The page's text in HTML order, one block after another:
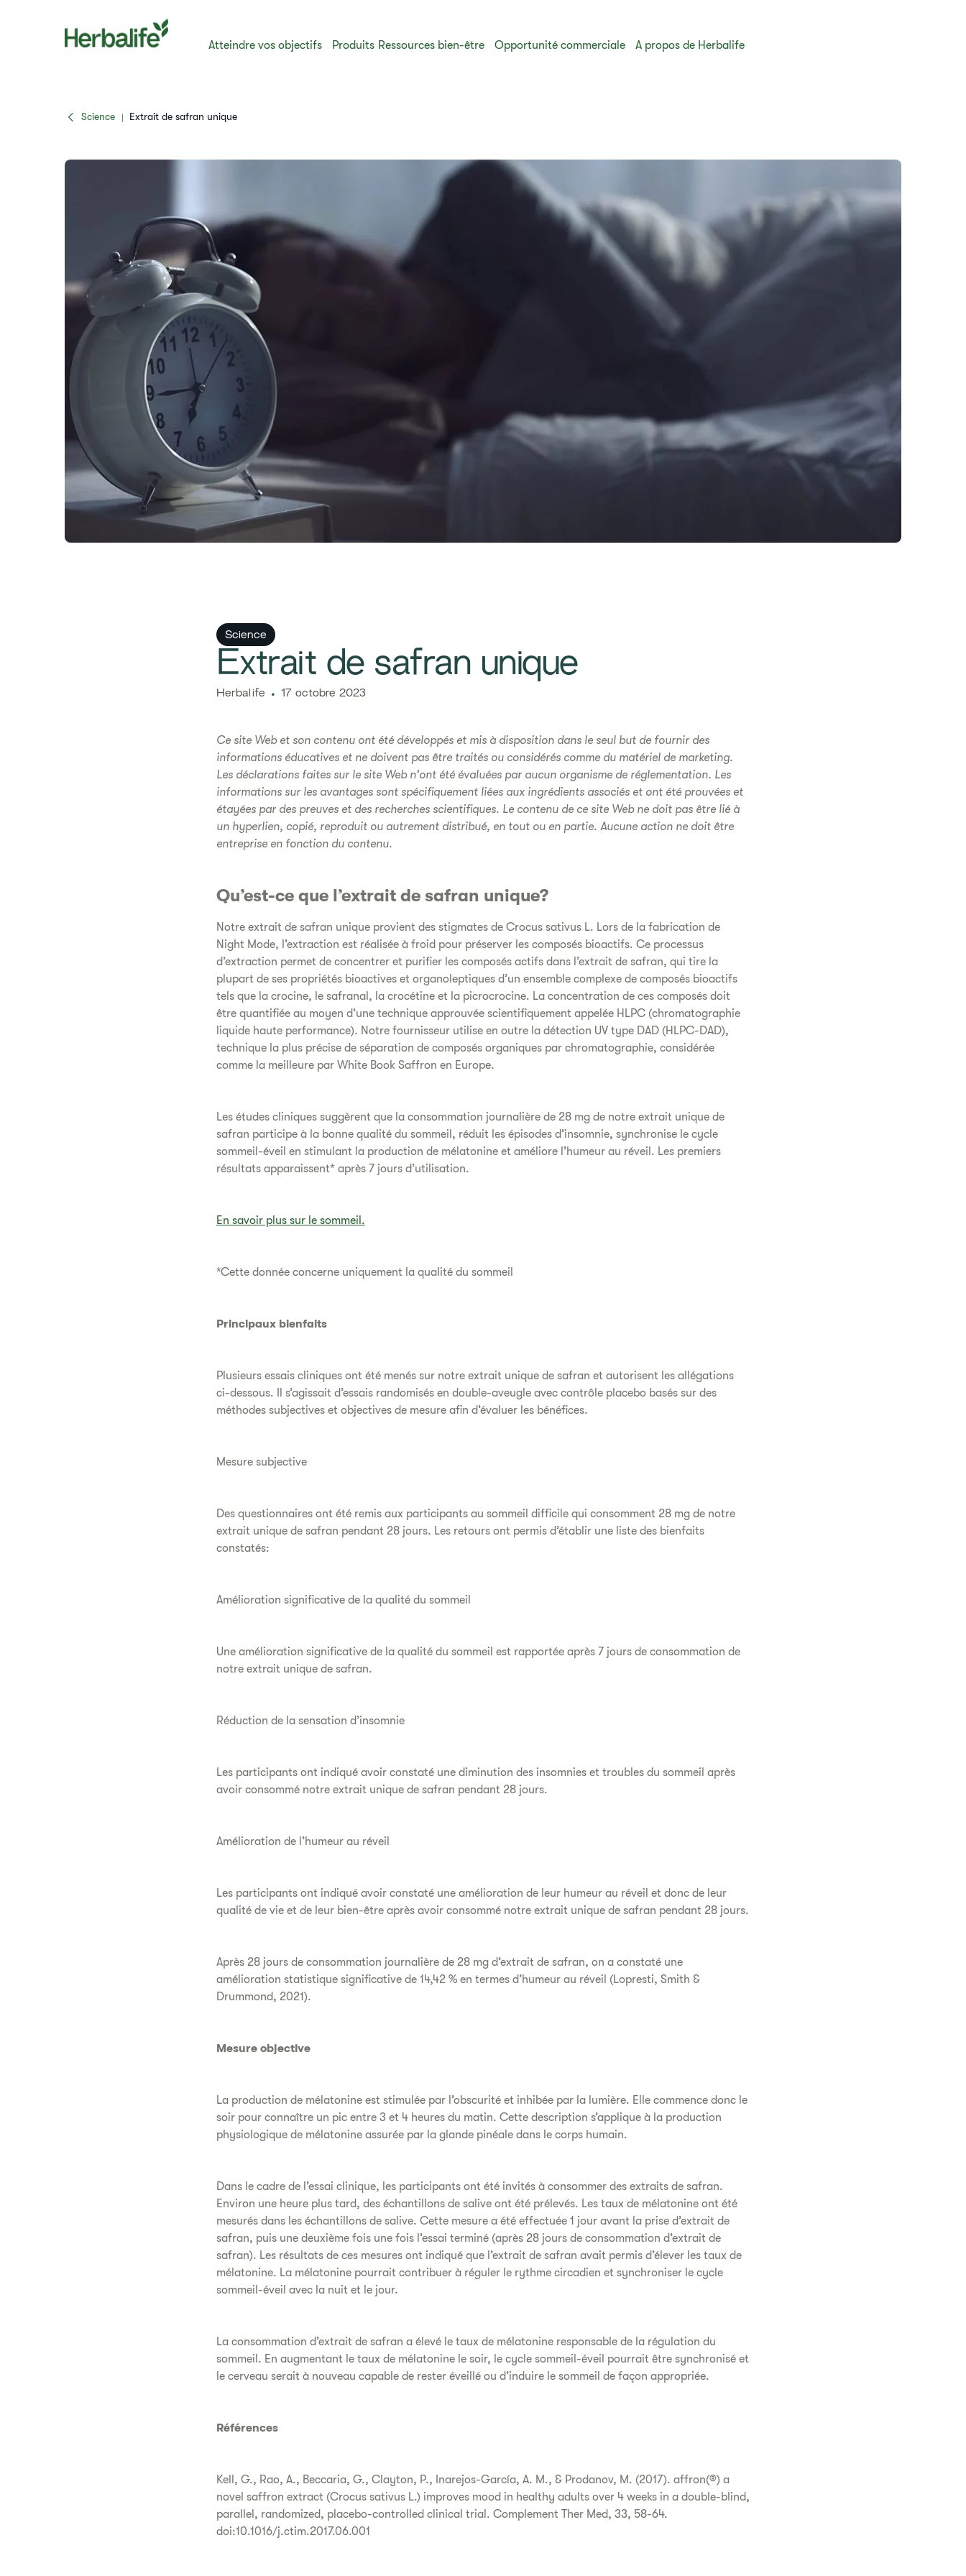
Atteindre vos objectifs Produits Ressources bien-être Opportunité commerciale A propos de Herbalife
Science | ​​Extrait de safran unique​
Science
​​​Extrait de safran unique​
​​Herbalife​ 17 octobre 2023
Ce site Web et son contenu ont été développés et mis à disposition dans le seul but de fournir des
informations éducatives et ne doivent pas être traités ou considérés comme du matériel de marketing.
Les déclarations faites sur le site Web n'ont été évaluées par aucun organisme de réglementation. Les
informations sur les avantages sont spécifiquement liées aux ingrédients associés et ont été prouvées et
étayées par des preuves et des recherches scientifiques. Le contenu de ce site Web ne doit pas être lié à
un hyperlien, copié, reproduit ou autrement distribué, en tout ou en partie. Aucune action ne doit être
entreprise en fonction du contenu.
Qu’est-ce que l’extrait de safran unique?
Notre extrait de safran unique provient des stigmates de Crocus sativus L. Lors de la fabrication de
Night Mode, l’extraction est réalisée à froid pour préserver les composés bioactifs. Ce processus
d’extraction permet de concentrer et purifier les composés actifs dans l’extrait de safran, qui tire la
plupart de ses propriétés bioactives et organoleptiques d’un ensemble complexe de composés bioactifs
tels que la crocine, le safranal, la crocétine et la picrocrocine. La concentration de ces composés doit
être quantifiée au moyen d’une technique approuvée scientifiquement appelée HLPC (chromatographie
liquide haute performance). Notre fournisseur utilise en outre la détection UV type DAD (HLPC-DAD),
technique la plus précise de séparation de composés organiques par chromatographie, considérée
comme la meilleure par White Book Saffron en Europe.
Les études cliniques suggèrent que la consommation journalière de 28 mg de notre extrait unique de
safran participe à la bonne qualité du sommeil, réduit les épisodes d’insomnie, synchronise le cycle
sommeil-éveil en stimulant la production de mélatonine et améliore l’humeur au réveil. Les premiers
résultats apparaissent* après 7 jours d’utilisation.
En savoir plus sur le sommeil.
*Cette donnée concerne uniquement la qualité du sommeil
Principaux bienfaits
Plusieurs essais cliniques ont été menés sur notre extrait unique de safran et autorisent les allégations
ci-dessous. Il s’agissait d’essais randomisés en double-aveugle avec contrôle placebo basés sur des
méthodes subjectives et objectives de mesure afin d’évaluer les bénéfices.
Mesure subjective
Des questionnaires ont été remis aux participants au sommeil difficile qui consomment 28 mg de notre
extrait unique de safran pendant 28 jours. Les retours ont permis d’établir une liste des bienfaits
constatés:
Amélioration significative de la qualité du sommeil
Une amélioration significative de la qualité du sommeil est rapportée après 7 jours de consommation de
notre extrait unique de safran.
Réduction de la sensation d’insomnie
Les participants ont indiqué avoir constaté une diminution des insomnies et troubles du sommeil après
avoir consommé notre extrait unique de safran pendant 28 jours.
Amélioration de l’humeur au réveil
Les participants ont indiqué avoir constaté une amélioration de leur humeur au réveil et donc de leur
qualité de vie et de leur bien-être après avoir consommé notre extrait unique de safran pendant 28 jours.
Après 28 jours de consommation journalière de 28 mg d’extrait de safran, on a constaté une
amélioration statistique significative de 14,42 % en termes d’humeur au réveil (Lopresti, Smith &
Drummond, 2021).
Mesure objective
La production de mélatonine est stimulée par l’obscurité et inhibée par la lumière. Elle commence donc le
soir pour connaître un pic entre 3 et 4 heures du matin. Cette description s’applique à la production
physiologique de mélatonine assurée par la glande pinéale dans le corps humain.
Dans le cadre de l’essai clinique, les participants ont été invités à consommer des extraits de safran.
Environ une heure plus tard, des échantillons de salive ont été prélevés. Les taux de mélatonine ont été
mesurés dans les échantillons de salive. Cette mesure a été effectuée 1 jour avant la prise d’extrait de
safran, puis une deuxième fois une fois l’essai terminé (après 28 jours de consommation d’extrait de
safran). Les résultats de ces mesures ont indiqué que l’extrait de safran avait permis d’élever les taux de
mélatonine. La mélatonine pourrait contribuer à réguler le rythme circadien et synchroniser le cycle
sommeil-éveil avec la nuit et le jour.
La consommation d’extrait de safran a élevé le taux de mélatonine responsable de la régulation du
sommeil. En augmentant le taux de mélatonine le soir, le cycle sommeil-éveil pourrait être synchronisé et
le cerveau serait à nouveau capable de rester éveillé ou d’induire le sommeil de façon appropriée.
Références
Kell, G., Rao, A., Beccaria, G., Clayton, P., Inarejos-García, A. M., & Prodanov, M. (2017). affron(®) a
novel saffron extract (Crocus sativus L.) improves mood in healthy adults over 4 weeks in a double-blind,
parallel, randomized, placebo-controlled clinical trial. Complement Ther Med, 33, 58-64.
doi:10.1016/j.ctim.2017.06.001